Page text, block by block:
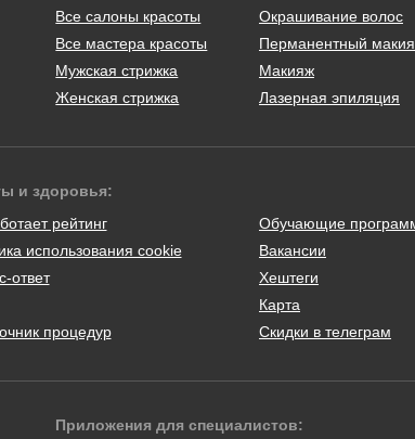
Все салоны красоты
Все мастера красоты
Мужская стрижка
Женская стрижка
Окрашивание волос
Перманентный
Макияж
Лазерная эпиляция
и здоровья:
рейтинг
использования cookie
ответ
процедур
Обучающие
Вакансии
Хештеги
Карта
Скидки в телеграм
Приложения для специалистов: